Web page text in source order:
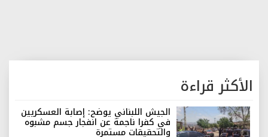
الأكثر قراءة
الجيش اللبناني يوضح: إصابة العسكريين
في كفرا ناجمة عن انفجار جسم مشبوه
والتحقيقات مستمرة